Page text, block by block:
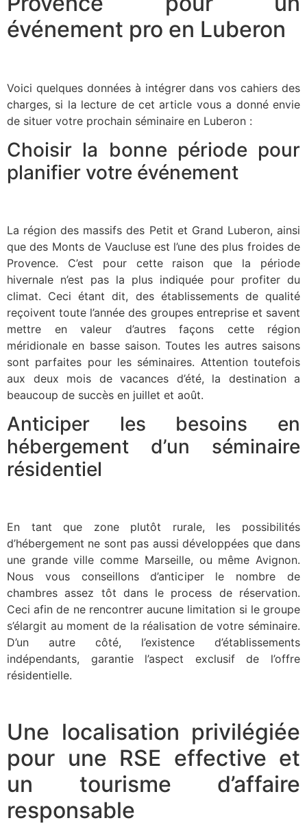
événement pro en Luberon
Voici quelques données à intégrer dans vos cahiers des
charges, si la lecture de cet article vous a donné envie
de situer votre prochain séminaire en Luberon :
Choisir la bonne période pour
planifier votre événement
La région des massifs des Petit et Grand Luberon, ainsi
que des Monts de Vaucluse est l’une des plus froides de
Provence. C’est pour cette raison que la période
hivernale n’est pas la plus indiquée pour profiter du
climat. Ceci étant dit, des établissements de qualité
reçoivent toute l’année des groupes entreprise et savent
mettre en valeur d’autres façons cette région
méridionale en basse saison. Toutes les autres saisons
sont parfaites pour les séminaires. Attention toutefois
aux deux mois de vacances d’été, la destination a
beaucoup de succès en juillet et août.
Anticiper les besoins en
hébergement d’un séminaire
résidentiel
En tant que zone plutôt rurale, les possibilités
d’hébergement ne sont pas aussi développées que dans
une grande ville comme Marseille, ou même Avignon.
Nous vous conseillons d’anticiper le nombre de
chambres assez tôt dans le process de réservation.
Ceci afin de ne rencontrer aucune limitation si le groupe
s’élargit au moment de la réalisation de votre séminaire.
D’un autre côté, l’existence d’établissements
indépendants, garantie l’aspect exclusif de l’offre
résidentielle.
Une localisation privilégiée
pour une RSE effective et
un tourisme d’affaire
responsable